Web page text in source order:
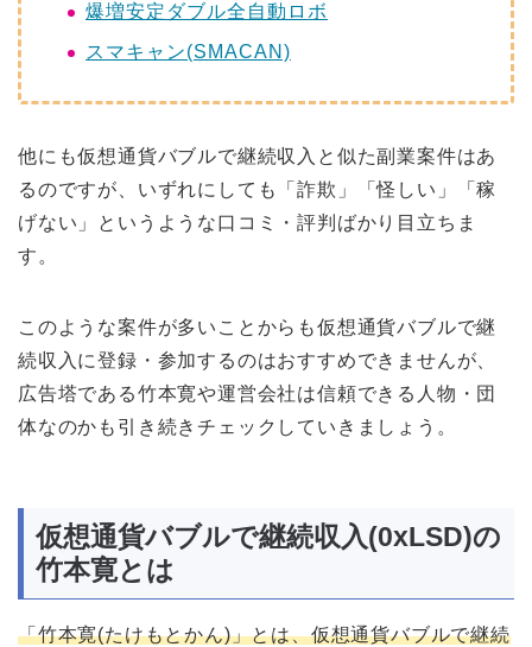
爆増安定ダブル全自動ロボ
スマキャン(SMACAN)
他にも仮想通貨バブルで継続収入と似た副業案件はあ
るのですが、いずれにしても「詐欺」「怪しい」「稼
げない」というような口コミ・評判ばかり目立ちま
す。
このような案件が多いことからも仮想通貨バブルで継
続収入に登録・参加するのはおすすめできませんが、
広告塔である竹本寛や運営会社は信頼できる人物・団
体なのかも引き続きチェックしていきましょう。
仮想通貨バブルで継続収入(0xLSD)の
竹本寛とは
「竹本寛(たけもとかん)」とは、仮想通貨バブルで継続